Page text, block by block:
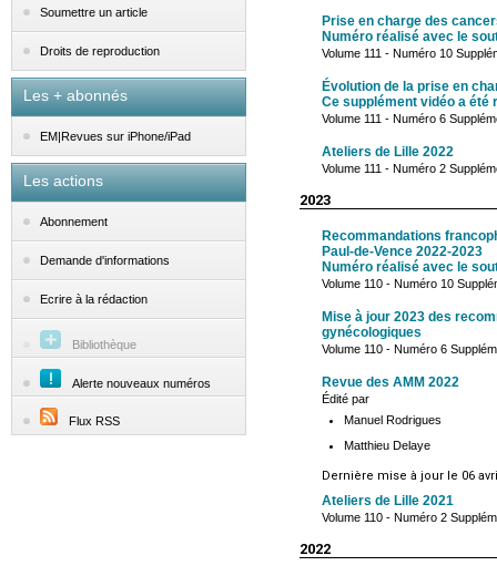
Soumettre un article
Droits de reproduction
Les + abonnés
EM|Revues sur iPhone/iPad
Les actions
Abonnement
Demande d'informations
Ecrire à la rédaction
Bibliothèque
Alerte nouveaux numéros
Flux RSS
Prise en charge des
Numéro réalisé avec le
Volume 111 - Numéro 10
Évolution de la prise en
Ce supplément vidéo a été
Volume 111 - Numéro 6
Ateliers de Lille 2022
Volume 111 - Numéro 2
2023
Recommandations
Paul-de-Vence 2022-2023
Numéro réalisé avec le
Volume 110 - Numéro 10
Mise à jour 2023 des
gynécologiques
Volume 110 - Numéro 6
Revue des AMM 2022
Édité par
Manuel Rodrigues
Matthieu Delaye
Dernière mise à jour le 06
Ateliers de Lille 2021
Volume 110 - Numéro 2
2022